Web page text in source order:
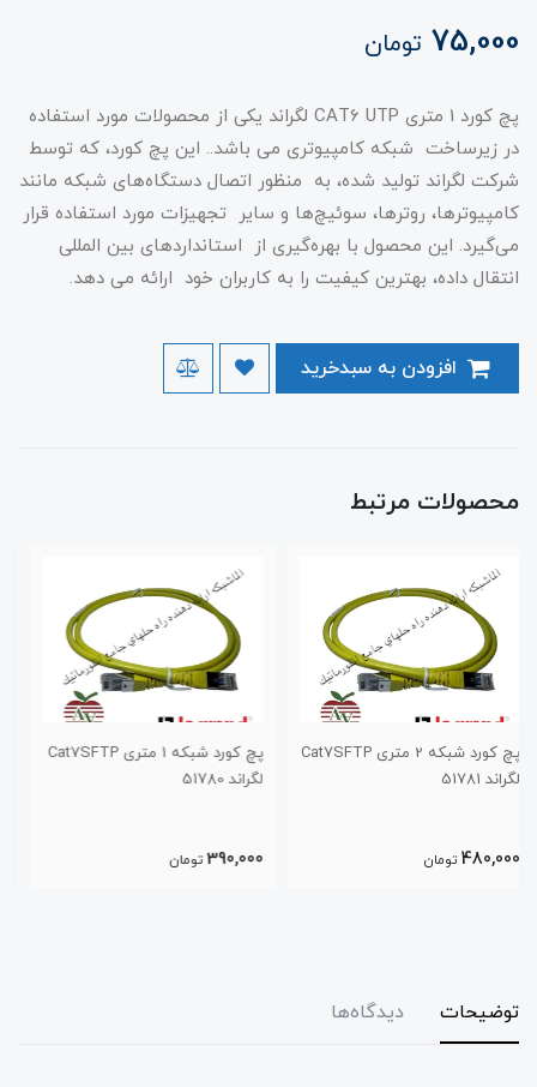
75,000 تومان
پچ کورد 1 متری CAT6 UTP لگراند یکی از محصولات مورد استفاده
در زیرساخت شبکه کامپیوتری می باشد.. این پچ کورد، که توسط
شرکت لگراند تولید شده، به منظور اتصال دستگاه‌های شبکه مانند
کامپیوترها، روترها، سوئیچ‌ها و سایر تجهیزات مورد استفاده قرار
می‌گیرد. این محصول با بهره‌گیری از استانداردهای بین المللی
انتقال داده‌، بهترین کیفیت را به کاربران خود ارائه می دهد.
محصولات مرتبط
پچ کورد شبکه 1 متری Cat7SFTP
لگراند 51780
390,000 تومان
پچ کورد شبکه 5 متری Cat6SFTP
لگراند 51755
310,000 تومان
توضیحات دیدگاه‌ها